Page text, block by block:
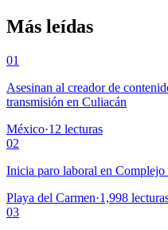
Más leídas
01
Asesinan al creador de
transmisión en Culiacán
México·12 lecturas
02
Inicia paro laboral en
Playa del Carmen·1,998
03